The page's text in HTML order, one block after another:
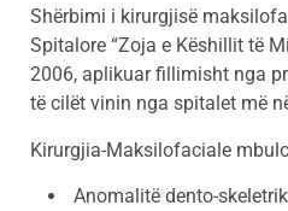
Shërbimi i kirurgjisë
Spitalore “Zoja e Këshillit të
2006, aplikuar fillimisht nga
të cilët vinin nga spitalet më
Kirurgjia-Maksilofaciale
Anomalitë dento-